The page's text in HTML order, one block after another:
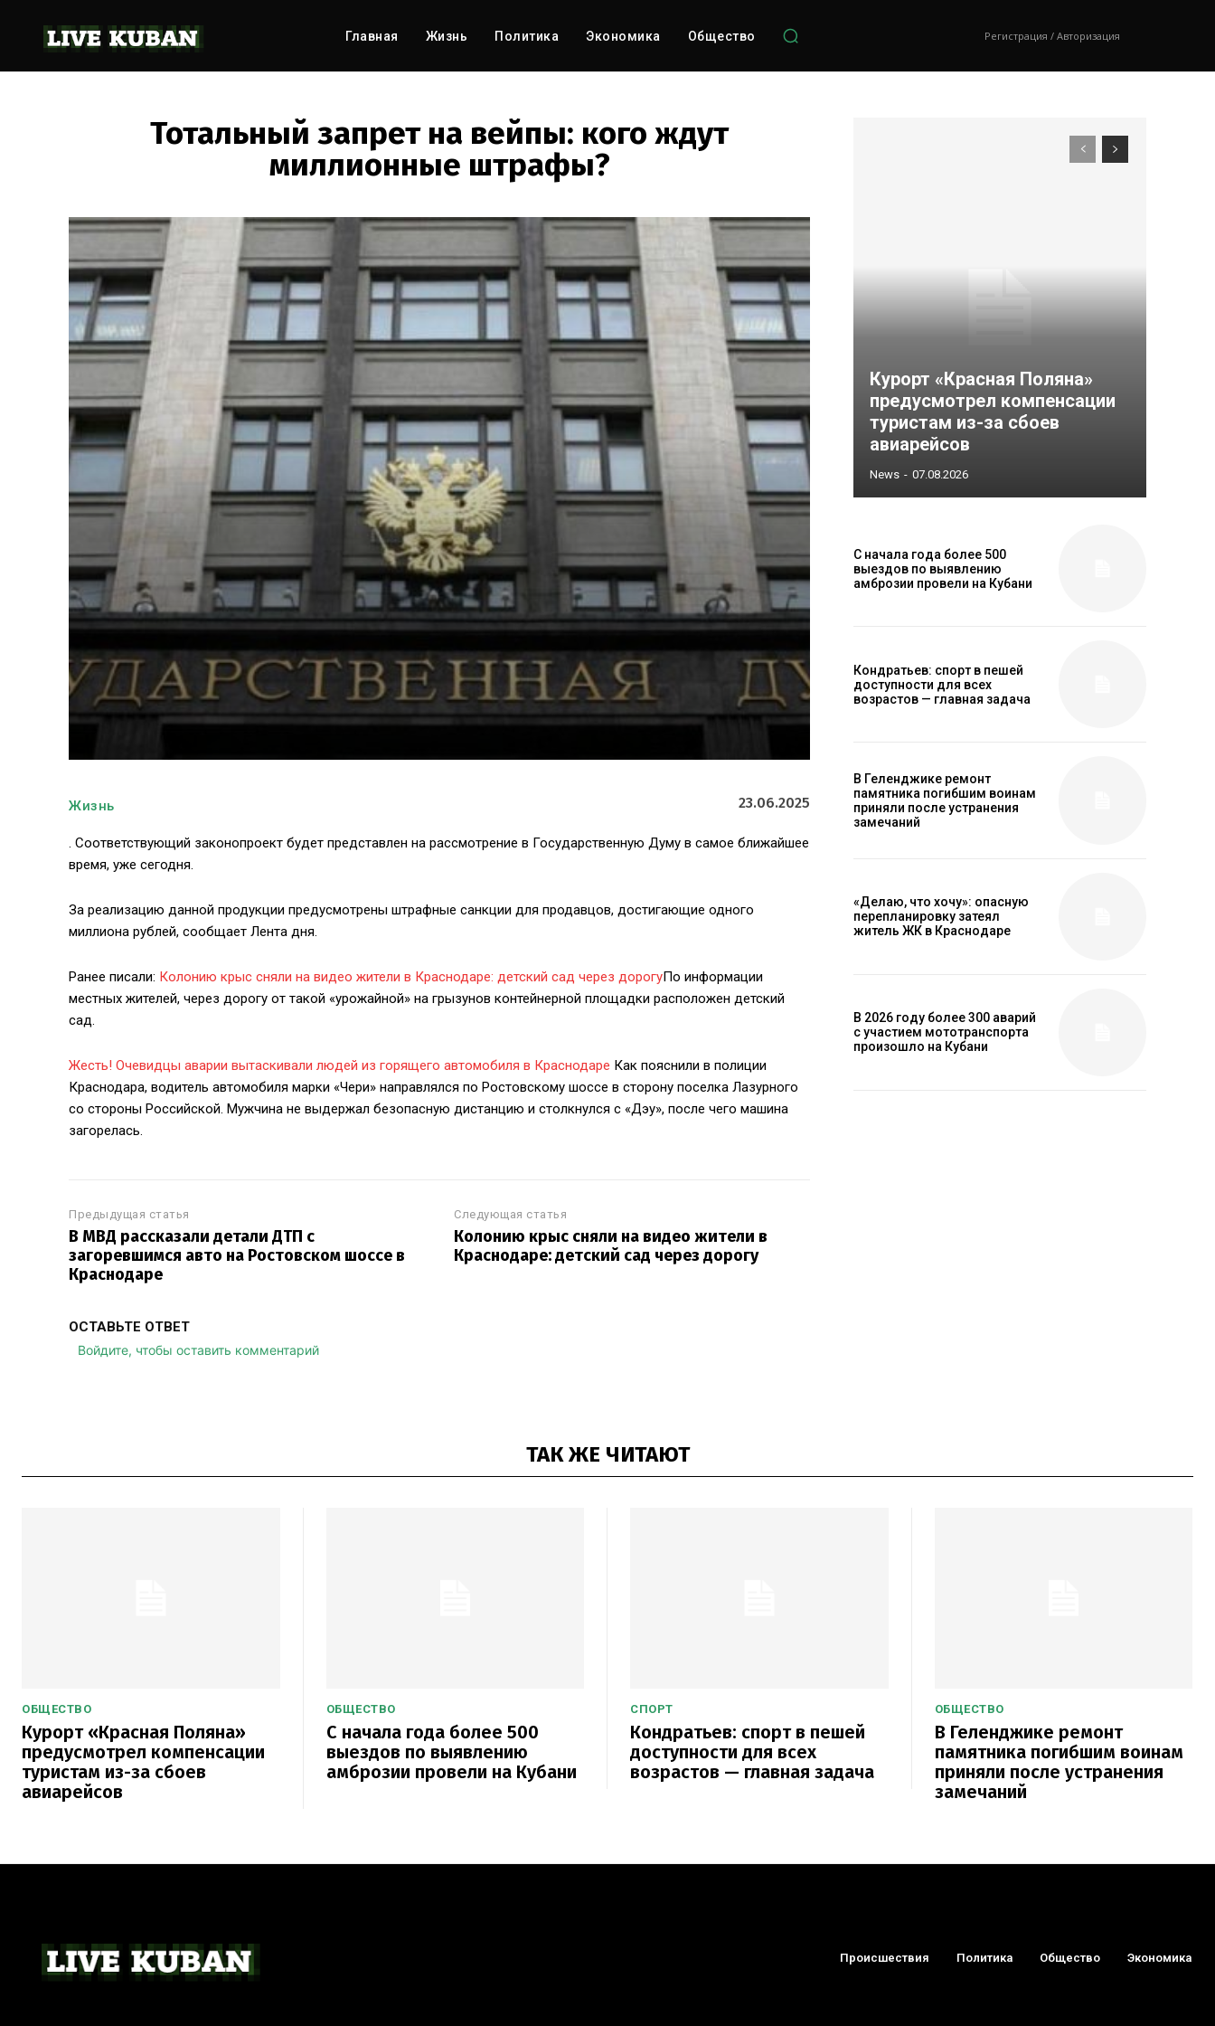
Главная Жизнь Политика Экономика Общество Регистрация / Авторизация
Тотальный запрет на вейпы: кого ждут
миллионные штрафы?
Жизнь 23.06.2025
. Соответствующий законопроект будет представлен на рассмотрение в Государственную Думу в самое ближайшее
время, уже сегодня.
За реализацию данной продукции предусмотрены штрафные санкции для продавцов, достигающие одного
миллиона рублей, сообщает Лента дня.
Ранее писали: Колонию крыс сняли на видео жители в Краснодаре: детский сад через дорогуПо информации
местных жителей, через дорогу от такой «урожайной» на грызунов контейнерной площадки расположен детский
сад.
Жесть! Очевидцы аварии вытаскивали людей из горящего автомобиля в Краснодаре Как пояснили в полиции
Краснодара, водитель автомобиля марки «Чери» направлялся по Ростовскому шоссе в сторону поселка Лазурного
со стороны Российской. Мужчина не выдержал безопасную дистанцию и столкнулся с «Дэу», после чего машина
загорелась.
Предыдущая статья
В МВД рассказали детали ДТП с
загоревшимся авто на Ростовском шоссе в
Краснодаре
Следующая статья
Колонию крыс сняли на видео жители в
Краснодаре: детский сад через дорогу
ОСТАВЬТЕ ОТВЕТ
Войдите, чтобы оставить комментарий
Курорт «Красная Поляна»
предусмотрел компенсации
туристам из-за сбоев
авиарейсов
News - 07.08.2026
С начала года более 500
выездов по выявлению
амброзии провели на Кубани
Кондратьев: спорт в пешей
доступности для всех
возрастов — главная задача
В Геленджике ремонт
памятника погибшим воинам
приняли после устранения
замечаний
«Делаю, что хочу»: опасную
перепланировку затеял
житель ЖК в Краснодаре
В 2026 году более 300 аварий
с участием мототранспорта
произошло на Кубани
ТАК ЖЕ ЧИТАЮТ
ОБЩЕСТВО
Курорт «Красная Поляна»
предусмотрел компенсации
туристам из-за сбоев
авиарейсов
ОБЩЕСТВО
С начала года более 500
выездов по выявлению
амброзии провели на Кубани
СПОРТ
Кондратьев: спорт в пешей
доступности для всех
возрастов — главная задача
ОБЩЕСТВО
В Геленджике ремонт
памятника погибшим воинам
приняли после устранения
замечаний
Происшествия Политика Общество Экономика